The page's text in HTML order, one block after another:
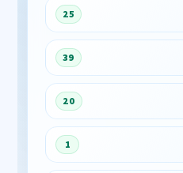
25
39
20
1